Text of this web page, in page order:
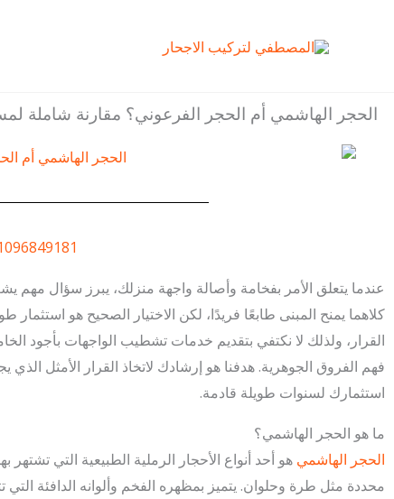
الحجر الهاشمي أم الحجر الفرعوني؟ مقارنة
عندما يتعلق الأمر بفخامة وأصالة واجهة منزلك، يبرز سؤال مهم
كلاهما يمنح المبنى طابعًا فريدًا، لكن الاختيار الصحيح هو
القرار، ولذلك لا نكتفي بتقديم خدمات تشطيب الواجهات بأجود
فهم الفروق الجوهرية. هدفنا هو إرشادك لاتخاذ القرار الأمثل
استثمارك لسنوات طويلة قادمة.
ما هو الحجر الهاشمي؟
الحجر الهاشمي هو أحد أنواع الأحجار الرملية الطبيعية التي
محددة مثل طرة وحلوان. يتميز بمظهره الفخم وألوانه الدافئة التي